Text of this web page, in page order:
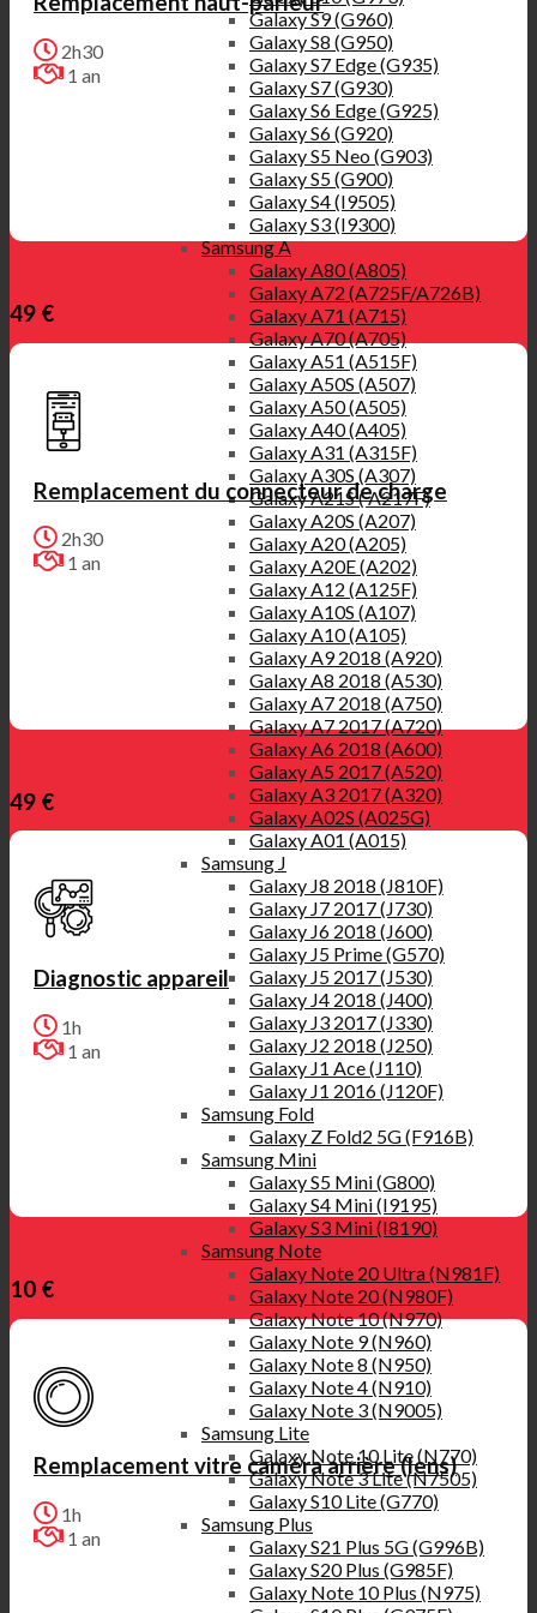
Galaxy S9 (G960)
Galaxy S8 (G950)
Galaxy S7 Edge (G935)
Galaxy S7 (G930)
Galaxy S6 Edge (G925)
Galaxy S6 (G920)
Galaxy S5 Neo (G903)
Galaxy S5 (G900)
Galaxy S4 (I9505)
Galaxy S3 (I9300)
Samsung A
Galaxy A80 (A805)
Galaxy A72 (A725F/A726B)
Galaxy A71 (A715)
Galaxy A70 (A705)
Galaxy A51 (A515F)
Galaxy A50S (A507)
Galaxy A50 (A505)
Galaxy A40 (A405)
Galaxy A31 (A315F)
Galaxy A30S (A307)
Galaxy A21S ( A217F)
Galaxy A20S (A207)
Galaxy A20 (A205)
Galaxy A20E (A202)
Galaxy A12 (A125F)
Galaxy A10S (A107)
Galaxy A10 (A105)
Galaxy A9 2018 (A920)
Galaxy A8 2018 (A530)
Galaxy A7 2018 (A750)
Galaxy A7 2017 (A720)
Galaxy A6 2018 (A600)
Galaxy A5 2017 (A520)
Galaxy A3 2017 (A320)
Galaxy A02S (A025G)
Galaxy A01 (A015)
Samsung J
Galaxy J8 2018 (J810F)
Galaxy J7 2017 (J730)
Galaxy J6 2018 (J600)
Galaxy J5 Prime (G570)
Galaxy J5 2017 (J530)
Galaxy J4 2018 (J400)
Galaxy J3 2017 (J330)
Galaxy J2 2018 (J250)
Galaxy J1 Ace (J110)
Galaxy J1 2016 (J120F)
Samsung Fold
Galaxy Z Fold2 5G (F916B)
Samsung Mini
Galaxy S5 Mini (G800)
Galaxy S4 Mini (I9195)
Galaxy S3 Mini (I8190)
Samsung Note
Galaxy Note 20 Ultra (N981F)
Galaxy Note 20 (N980F)
Galaxy Note 10 (N970)
Galaxy Note 9 (N960)
Galaxy Note 8 (N950)
Galaxy Note 4 (N910)
Galaxy Note 3 (N9005)
Samsung Lite
Galaxy Note 10 Lite (N770)
Galaxy Note 3 Lite (N7505)
Galaxy S10 Lite (G770)
Samsung Plus
Galaxy S21 Plus 5G (G996B)
Galaxy S20 Plus (G985F)
Galaxy Note 10 Plus (N975)
2h30
1 an
49 €
Remplacement du connecteur de charge
2h30
1 an
49 €
Diagnostic appareil
1h
1 an
10 €
Remplacement vitre caméra arrière (lens)
1h
1 an